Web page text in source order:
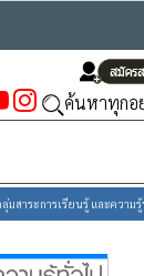
ค้นหาทุกอ
สาระการเรียนรู้ และควา